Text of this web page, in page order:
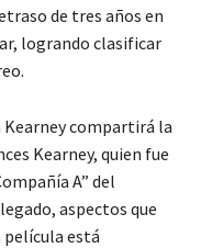
de tres años en
logrando clasificar
Kearney compartirá la
Kearney, quien fue
A” del
aspectos que
película está